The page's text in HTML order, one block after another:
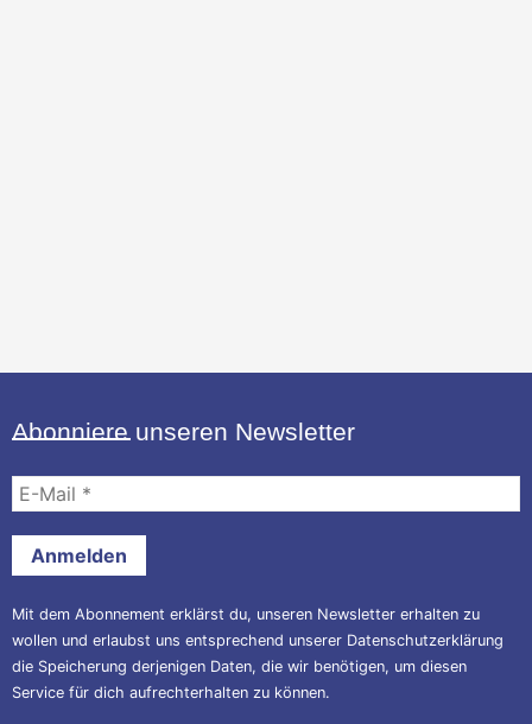
Abonniere unseren Newsletter
Mail
Mit dem Abonnement erklärst du, unseren Newsletter erhalten zu
wollen und erlaubst uns entsprechend unserer Datenschutzerklärung
die Speicherung derjenigen Daten, die wir benötigen, um diesen
Service für dich aufrechterhalten zu können.